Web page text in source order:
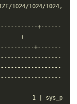
1024/1024/1024,
+------
+-----------
+-------
1 | sys_p